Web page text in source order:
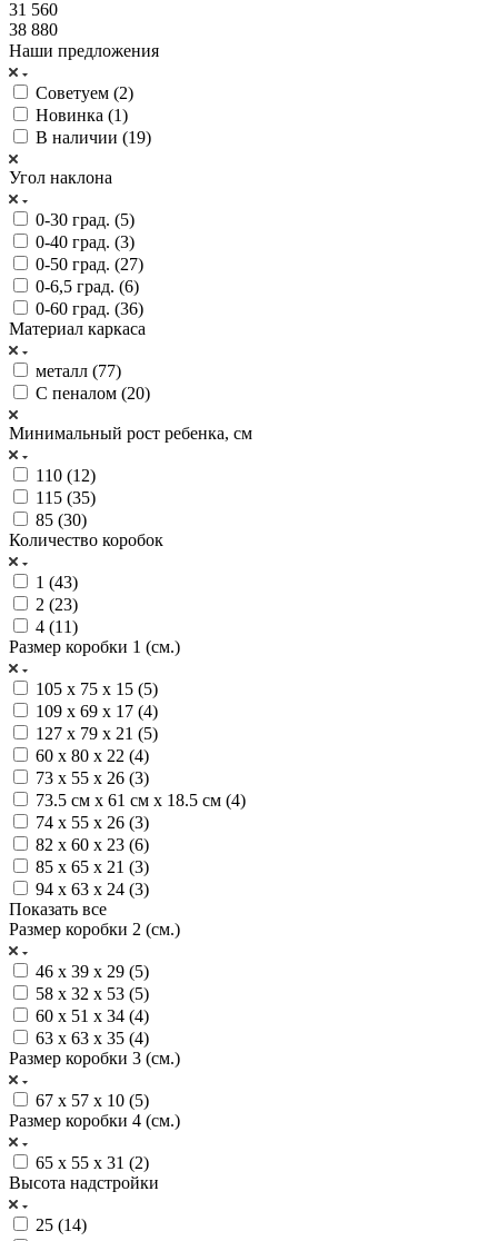
31 560
38 880
Наши предложения
Советуем (2)
Новинка (1)
В наличии (19)
Угол наклона
0-30 град. (5)
0-40 град. (3)
0-50 град. (27)
0-6,5 град. (6)
0-60 град. (36)
Материал каркаса
металл (77)
С пеналом (20)
Минимальный рост ребенка, см
110 (12)
115 (35)
85 (30)
Количество коробок
1 (43)
2 (23)
4 (11)
Размер коробки 1 (см.)
105 х 75 х 15 (5)
109 х 69 х 17 (4)
127 х 79 х 21 (5)
60 х 80 х 22 (4)
73 х 55 х 26 (3)
73.5 см х 61 см х 18.5 см (4)
74 х 55 х 26 (3)
82 х 60 х 23 (6)
85 x 65 x 21 (3)
94 х 63 х 24 (3)
Показать все
Размер коробки 2 (см.)
46 х 39 х 29 (5)
58 x 32 x 53 (5)
60 х 51 х 34 (4)
63 х 63 х 35 (4)
Размер коробки 3 (см.)
67 х 57 х 10 (5)
Размер коробки 4 (см.)
65 х 55 х 31 (2)
Высота надстройки
25 (14)